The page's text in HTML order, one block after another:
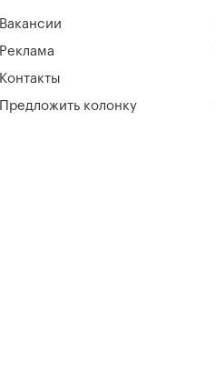
Вакансии
Реклама
Контакты
Предложить колонку